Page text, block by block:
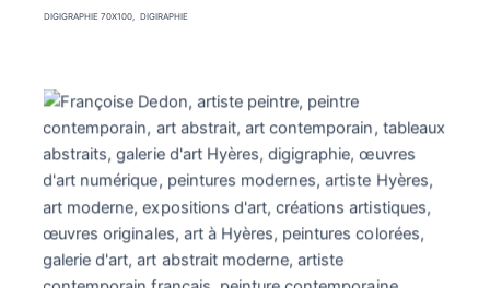
DIGIGRAPHIE 70X100 DIGIRAPHIE